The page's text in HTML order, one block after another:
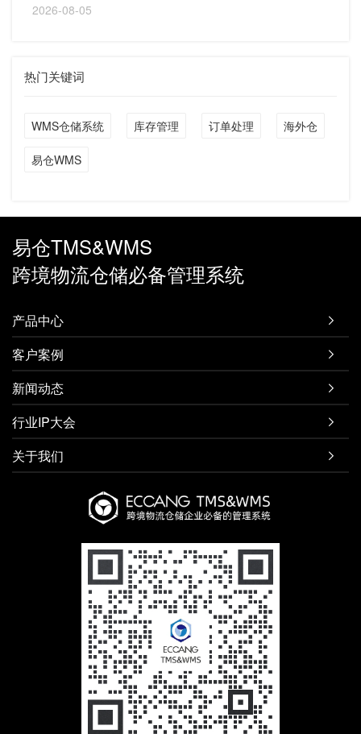
2026-08-05
热门关键词
WMS仓储系统 库存管理 订单处理 海外仓
易仓WMS
易仓TMS&WMS
跨境物流仓储必备管理系统
产品中心 
客户案例 
新闻动态 
行业IP大会 
关于我们 